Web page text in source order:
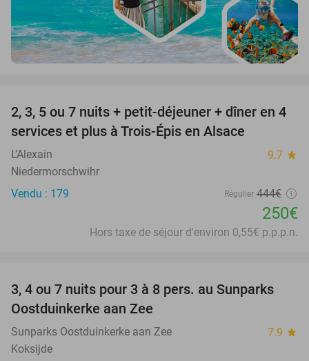
44%
2, 3, 5 ou 7 nuits + petit-déjeuner + dîner en 4
services et plus à Trois-Épis en Alsace
L’Alexain 9.7 star
Niedermorschwihr
Vendu : 179
Régulier 444€
250€
Hors taxe de séjour d'environ 0,55€ p.p.p.n.
3, 4 ou 7 nuits pour 3 à 8 pers. au Sunparks
Oostduinkerke aan Zee
Sunparks Oostduinkerke aan Zee 7.9 star
Koksijde